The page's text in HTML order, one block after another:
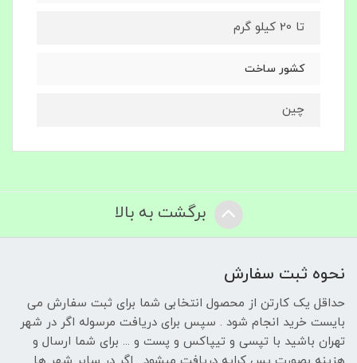
تا 20 کیلو گرم
کشور ساخت
چین
برگشت به بالا
نحوه ثبت سفارش
حداقل یک کارتن از محصول انتخابی شما برای ثبت سفارش می
بایست خرید انجام شود . سپس برای دریافت مرسوله اگر در شهر
تهران باشید با تپسی و تیپاکس و پست و ... برای شما ارسال و